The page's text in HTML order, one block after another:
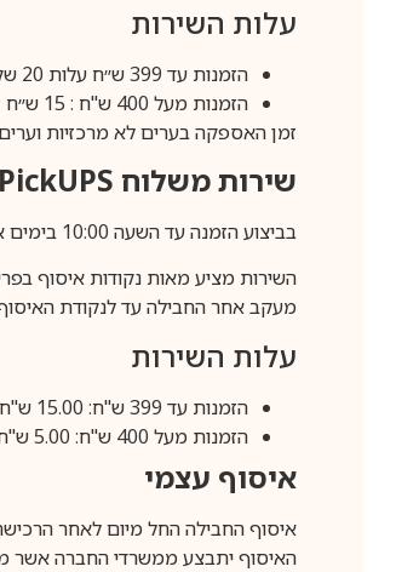
עלות השירות
הזמנות עד 399 ש״ח עלות 20 שקלים
הזמנות מעל 400 ש"ח : 15 ש״ח
זמן האספקה בערים לא מרכזיות וערים מעבר
שירות משלוח PickUPS
בביצוע הזמנה עד השעה 10:00 בימים א-ה. לא כולל שישי-שבת,ערבי חג וחול המועד.
השירות מציע מאות נקודות איסוף
מעקב אחר החבילה עד לנקודת
עלות השירות
הזמנות עד 399 ש"ח: 15.00 ש"ח
הזמנות מעל 400 ש"ח: 5.00 ש"ח
איסוף עצמי
איסוף החבילה החל מיום לאחר הרכישה בשעה 12:00
האיסוף יתבצע ממשרדי החברה אשר